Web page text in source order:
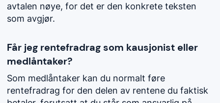
avtalen nøye, for det er den konkrete teksten
som avgjør.
Får jeg rentefradrag som kausjonist eller
medlåntaker?
Som medlåntaker kan du normalt føre
rentefradrag for den delen av rentene du faktisk